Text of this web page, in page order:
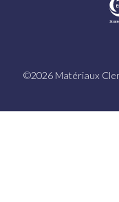
©2026 Matériaux